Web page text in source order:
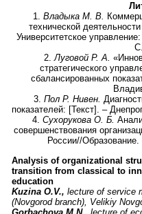
1. Владыка М. В.
технической
Университетское
2.Луговой Р. А.
стратегического
сбалансированных
3. Пол Р. Нивен.
показателей: [Текст]. –
4. Сухорукова О. Б.
совершенствования
России//
Analysis of organizational
transition from classical to
education
Kuzina O.V., lecture of service
(Novgorod branch), Velikiy